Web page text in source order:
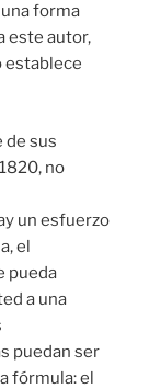
forma
este autor,
establece
de sus
no
un esfuerzo
el
pueda
a una
puedan ser
fórmula: el